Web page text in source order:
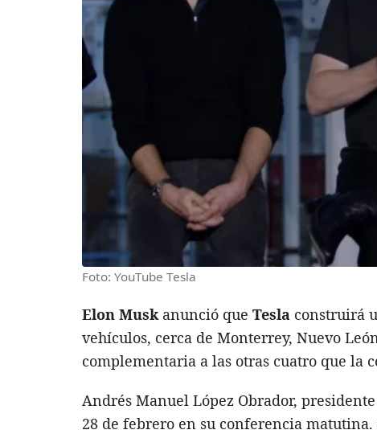
Foto: YouTube Tesla
Elon Musk anunció que Tesla construirá
vehículos, cerca de Monterrey, Nuevo
complementaria a las otras cuatro que la
Andrés Manuel López Obrador,
28 de febrero en su conferencia